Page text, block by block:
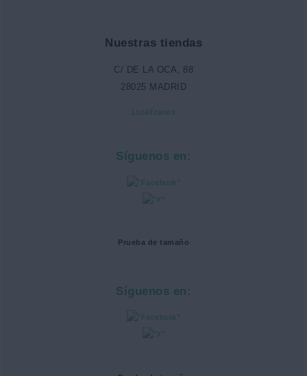
Nuestras tiendas
C/ DE LA OCA, 88
28025 MADRID
Localízanos
Síguenos en:
Prueba de tamaño
Síguenos en: